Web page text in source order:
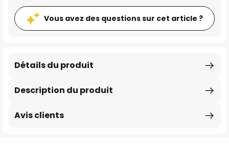
Vous avez des questions sur cet article ?
Description du produit
Détails du produit
Avis clients